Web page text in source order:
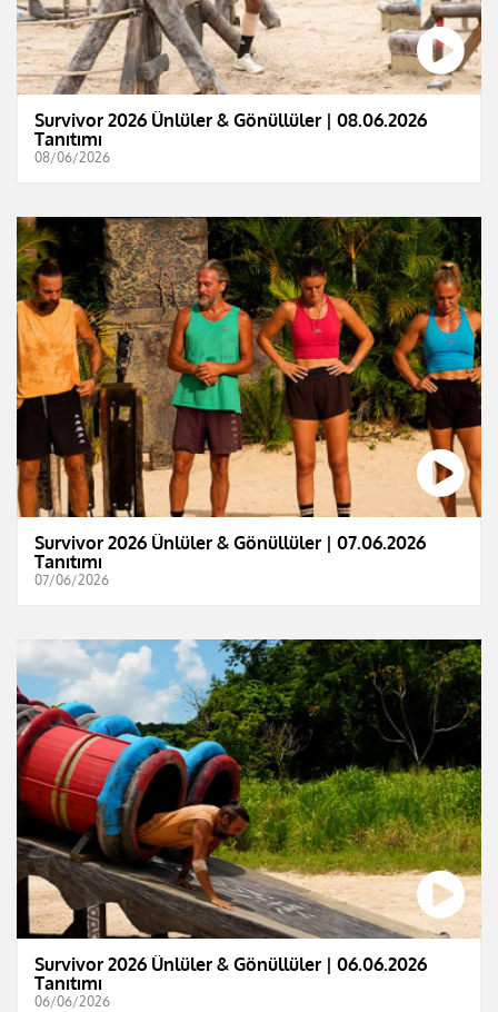
Survivor 2026 Ünlüler & Gönüllüler | 08.06.2026
Tanıtımı
08/06/2026
Survivor 2026 Ünlüler & Gönüllüler | 07.06.2026
Tanıtımı
07/06/2026
Survivor 2026 Ünlüler & Gönüllüler | 06.06.2026
Tanıtımı
06/06/2026